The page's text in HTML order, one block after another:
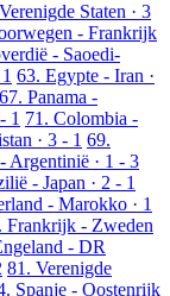
Staten · 3
- Frankrijk
- Saoedi-
63. Egypte - Iran ·
67. Panama -
1 71. Colombia -
· 3 - 1 69.
Argentinië · 1 - 3
- Japan · 2 - 1
- Marokko · 1
Frankrijk - Zweden
- DR
81. Verenigde
Spanje - Oostenrijk